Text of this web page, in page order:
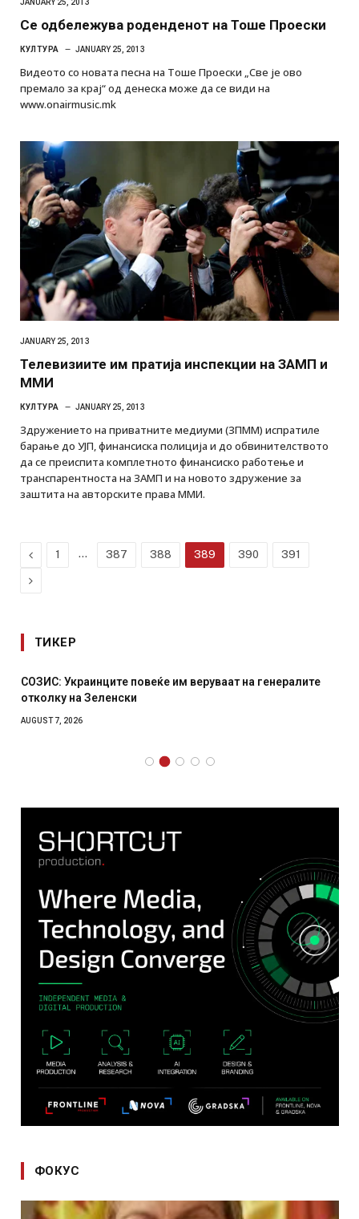
Се одбележува роденденот на Тоше Проески
КУЛТУРА JANUARY 25, 2013
Видеото со новата песна на Тоше Проески „Све је ово
премало за крај“ од денеска може да се види на
www.onairmusic.mk
JANUARY 25, 2013
Телевизиите им пратија инспекции на ЗАМП и
ММИ
КУЛТУРА JANUARY 25, 2013
Здружението на приватните медиуми (ЗПММ) испратиле
барање до УЈП, финансиска полиција и до обвинителството
да се преиспита комплетното финансиско работење и
транспарентноста на ЗАМП и на новото здружение за
заштита на авторските права ММИ.
Previous
1 … 387 388 389 390 391
Next
ТИКЕР
СОЗИС: Украинците повеќе им веруваат на генералите
отколку на Зеленски
AUGUST 7, 2026
ФОКУС